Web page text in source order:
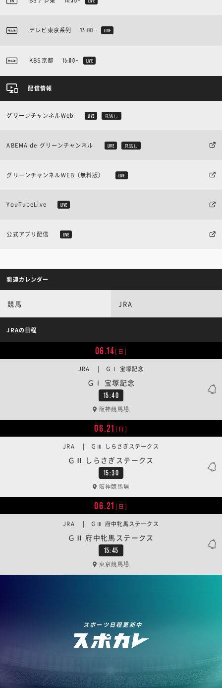
テレビ東京系列 15:00~ LIVE
KBS京都 15:00~ LIVE
配信情報
グリーンチャンネルWeb LIVE 見逃し
ABEMA de グリーンチャンネル LIVE 見逃し
グリーンチャンネルWEB（無料版） LIVE
YouTubeLive LIVE
公式アプリ配信 LIVE
関連カレンダー
競馬 JRA
JRAの日程
06.14[日]
15:40
ＧⅠ 宝塚記念
JRA | ＧⅠ 宝塚記念
阪神競馬場
06.21 [日]
15:30
ＧⅢ しらさぎステークス
JRA | ＧⅢ しらさぎステークス
阪神競馬場
06.21 [日]
15:45
ＧⅢ 府中牝馬ステークス
JRA | ＧⅢ 府中牝馬ステークス
東京競馬場
スポーツ日程更新中